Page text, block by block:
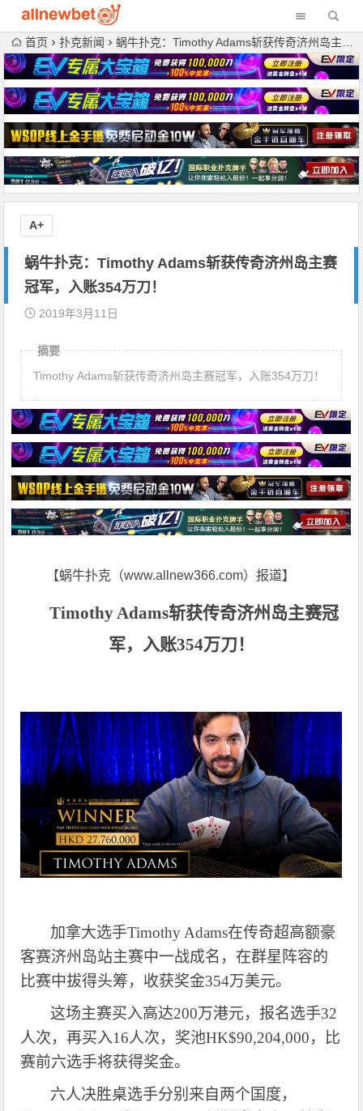
首页 扑克新闻 蜗牛扑克：Timothy Adams斩获传奇济州岛主赛冠军，入账354万刀！
蜗牛扑克：Timothy Adams斩获传奇济州岛主赛
冠军，入账354万刀！
2019年3月11日
摘要
Timothy Adams斩获传奇济州岛主赛冠军，入账354万刀！
【蜗牛扑克（www.allnew366.com）报道】
Timothy Adams斩获传奇济州岛主赛冠
军，入账354万刀！
加拿大选手Timothy Adams在传奇超高额豪
客赛济州岛站主赛中一战成名，在群星阵容的
比赛中拔得头筹，收获奖金354万美元。
这场主赛买入高达200万港元，报名选手32
人次，再买入16人次，奖池HK$90,204,000，比
赛前六选手将获得奖金。
六人决胜桌选手分别来自两个国度，
A+